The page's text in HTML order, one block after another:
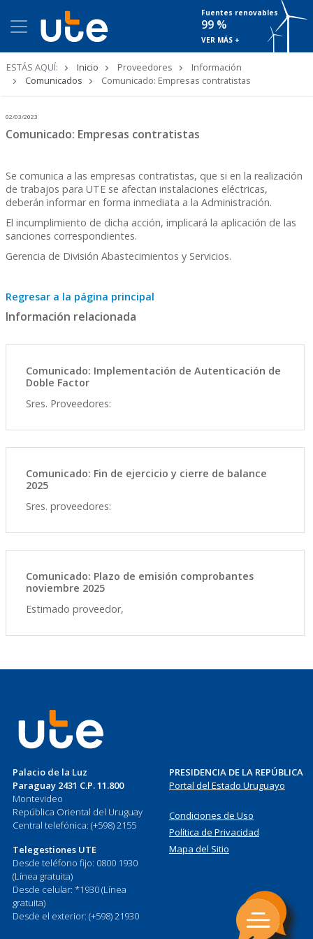
Fuentes renovables
99 %
VER MÁS +
ESTÁS AQUÍ: Inicio Proveedores
Información
Comunicados
Comunicado: Empresas contratistas
02/03/2023
Comunicado: Empresas contratistas
Se comunica a las empresas contratistas, que si en la realización
de trabajos para UTE se afectan instalaciones eléctricas,
deberán informar en forma inmediata a la Administración.
El incumplimiento de dicha acción, implicará la aplicación de las
sanciones correspondientes.
Gerencia de División Abastecimientos y Servicios.
Regresar a la página principal
Información relacionada
Comunicado: Implementación de Autenticación de
Doble Factor
Sres. Proveedores:
Comunicado: Fin de ejercicio y cierre de balance
2025
Sres. proveedores:
Comunicado: Plazo de emisión comprobantes
noviembre 2025
Estimado proveedor,
Palacio de la Luz
Paraguay 2431 C.P. 11.800
Montevideo
República Oriental del Uruguay
Central telefónica: (+598) 2155
Telegestiones UTE
Desde teléfono fijo: 0800 1930
(Línea gratuita)
Desde celular: *1930 (Línea
gratuita)
Desde el exterior: (+598) 21930
PRESIDENCIA DE LA REPÚBLICA
Portal del Estado Uruguayo
Condiciones de Uso
Política de Privacidad
Mapa del Sitio